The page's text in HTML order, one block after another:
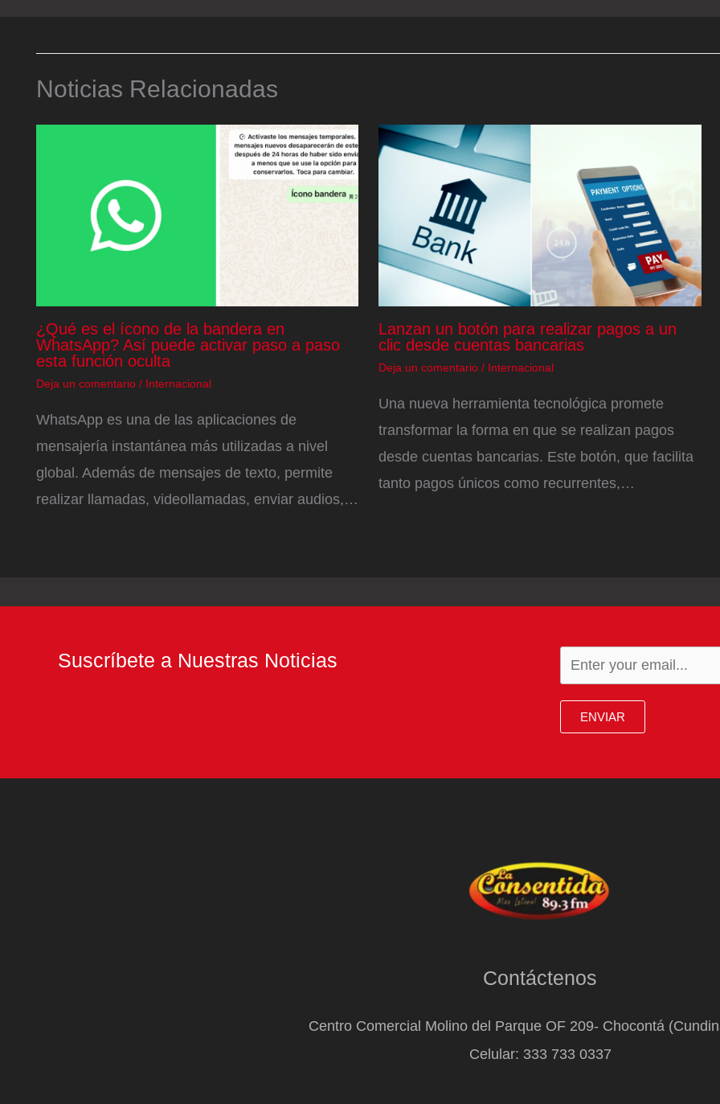
Noticias Relacionadas
¿Qué es el ícono de la bandera en
WhatsApp? Así puede activar paso a paso
esta función oculta
Deja un comentario / Internacional
WhatsApp es una de las aplicaciones de
mensajería instantánea más utilizadas a nivel
global. Además de mensajes de texto, permite
realizar llamadas, videollamadas, enviar audios,…
Lanzan un botón para realizar pagos a un
clic desde cuentas bancarias
Deja un comentario / Internacional
Una nueva herramienta tecnológica promete
transformar la forma en que se realizan pagos
desde cuentas bancarias. Este botón, que facilita
tanto pagos únicos como recurrentes,…
Suscríbete a Nuestras Noticias
ENVIAR
Contáctenos
Centro Comercial Molino del Parque OF 209- Chocontá
Celular: 333 733 0337